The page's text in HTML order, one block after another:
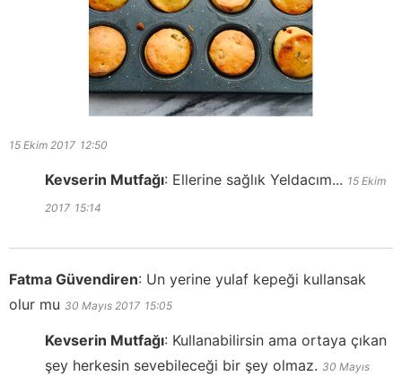
15 Ekim 2017 12:50
Kevserin Mutfağı: Ellerine sağlık Yeldacım... 15 Ekim
2017 15:14
Fatma Güvendiren: Un yerine yulaf kepeği kullansak
olur mu 30 Mayıs 2017 15:05
Kevserin Mutfağı: Kullanabilirsin ama ortaya çıkan
şey herkesin sevebileceği bir şey olmaz. 30 Mayıs